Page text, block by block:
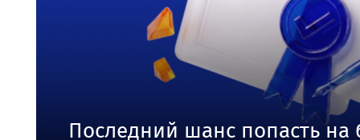
Последний шанс попасть на